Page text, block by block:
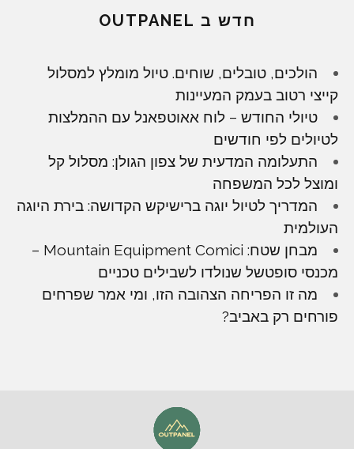
חדש ב OUTPANEL
הולכים, טובלים, שוחים. טיול מומלץ למסלול
קייצי רטוב בעמק המעיינות
טיולי החודש – לוח אאוטפאנל עם ההמלצות
לטיולים לפי חודשים
התעלומה המדעית של צפון הגולן: מסלול קל
ומוצל לכל המשפחה
המדריך לטיול יוגה ברישיקש הקדושה: בירת היוגה
העולמית
מבחן שטח: Mountain Equipment Comici –
מכנסי סופטשל שנולדו לשבילים טכניים
מה זו הפריחה הצהובה הזו, ומי אמר שפרחים
פורחים רק באביב?